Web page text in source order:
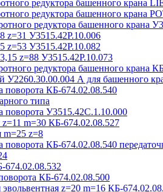
редуктора башенного крана
редуктора башенного крана
редуктора башенного крана
z=31 У3515.42P.10.006
z=53 У3515.42P.10.082
z=88 У3515.42P.10.073
редуктора башенного крана
У2260.30.00.004 А для башенного
поворота КБ-674.02.08.540
типа
поворота У3515.42С.1.10.000
m=30 КБ-674.02.08.527
m=25 z=8
поворота КБ-674.02.08.540
КБ-674.02.08.500
z=20 m=16 КБ-